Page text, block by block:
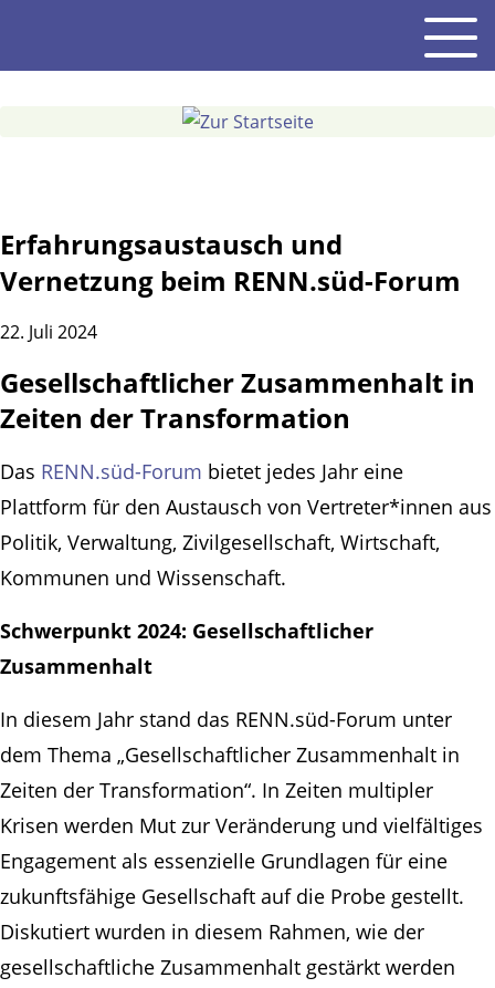
Inhalt
Erfahrungsaustausch und
Vernetzung beim RENN.süd-Forum
22. Juli 2024
Gesellschaftlicher Zusammenhalt in
Zeiten der Transformation
Das RENN.süd-Forum bietet jedes Jahr eine
Plattform für den Austausch von Vertreter*innen aus
Politik, Verwaltung, Zivilgesellschaft, Wirtschaft,
Kommunen und Wissenschaft.
Schwerpunkt 2024: Gesellschaftlicher
Zusammenhalt
In diesem Jahr stand das RENN.süd-Forum unter
dem Thema „Gesellschaftlicher Zusammenhalt in
Zeiten der Transformation“. In Zeiten multipler
Krisen werden Mut zur Veränderung und vielfältiges
Engagement als essenzielle Grundlagen für eine
zukunftsfähige Gesellschaft auf die Probe gestellt.
Diskutiert wurden in diesem Rahmen, wie der
gesellschaftliche Zusammenhalt gestärkt werden